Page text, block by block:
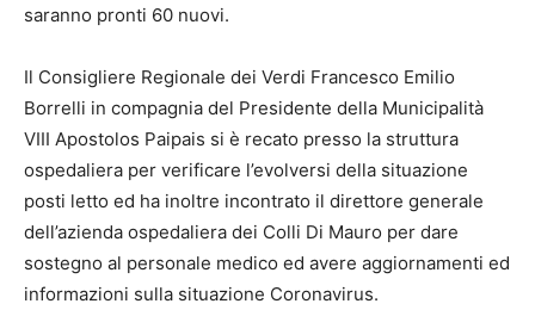
saranno pronti 60 nuovi.
Il Consigliere Regionale dei Verdi Francesco Emilio
Borrelli in compagnia del Presidente della Municipalità
VIII Apostolos Paipais si è recato presso la struttura
ospedaliera per verificare l’evolversi della situazione
posti letto ed ha inoltre incontrato il direttore generale
dell’azienda ospedaliera dei Colli Di Mauro per dare
sostegno al personale medico ed avere aggiornamenti ed
informazioni sulla situazione Coronavirus.